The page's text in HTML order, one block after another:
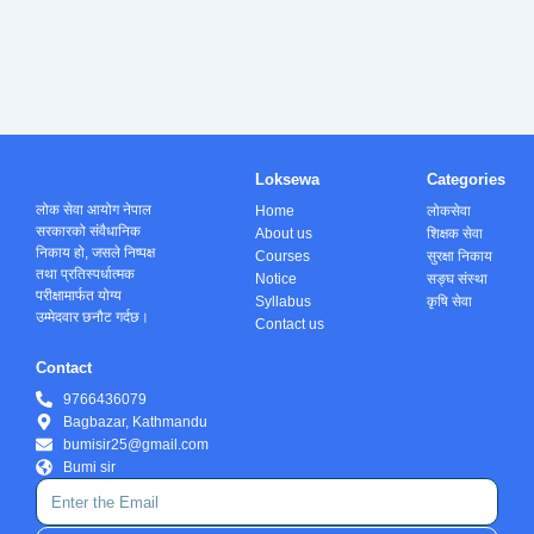
लोक सेवा आयोग नेपाल
सरकारको संवैधानिक
निकाय हो, जसले निष्पक्ष
तथा प्रतिस्पर्धात्मक
परीक्षामार्फत योग्य
उम्मेदवार छनौट गर्दछ।
Loksewa
Home
About us
Courses
Notice
Syllabus
Contact us
Categories
लोकसेवा
शिक्षक सेवा
सुरक्षा निकाय
सङ्घ संस्था
कृषि सेवा
Contact
9766436079
Bagbazar, Kathmandu
bumisir25@gmail.com
Bumi sir